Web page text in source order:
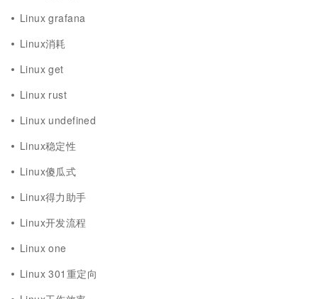
Linux grafana
Linux消耗
Linux get
Linux rust
Linux undefined
Linux稳定性
Linux傻瓜式
Linux得力助手
Linux开发流程
Linux one
Linux 301重定向